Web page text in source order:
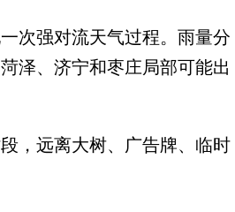
次强对流天气过程。雨量分
泽、济宁和枣庄局部可能出
，远离大树、广告牌、临时